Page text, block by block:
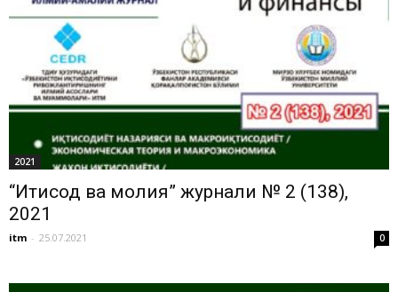
2021
“Иқтисод ва молия” журнали № 2 (138),
2021
itm - 25.07.2021 0